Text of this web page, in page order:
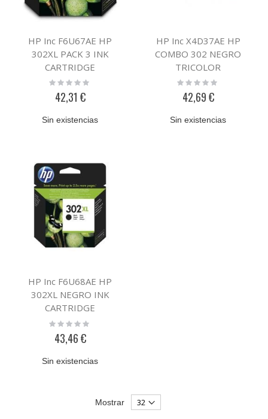
HP Inc F6U67AE HP
302XL PACK 3 INK
CARTRIDGE
Rating:
42,31 €
Sin existencias
HP Inc X4D37AE HP
COMBO 302 NEGRO
TRICOLOR
Rating:
42,69 €
Sin existencias
HP Inc F6U68AE HP
302XL NEGRO INK
CARTRIDGE
Rating:
43,46 €
Sin existencias
Mostrar